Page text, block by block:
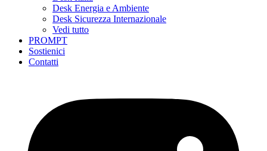
Desk Energia e Ambiente
Desk Sicurezza Internazionale
Vedi tutto
PROMPT
Sostienici
Contatti